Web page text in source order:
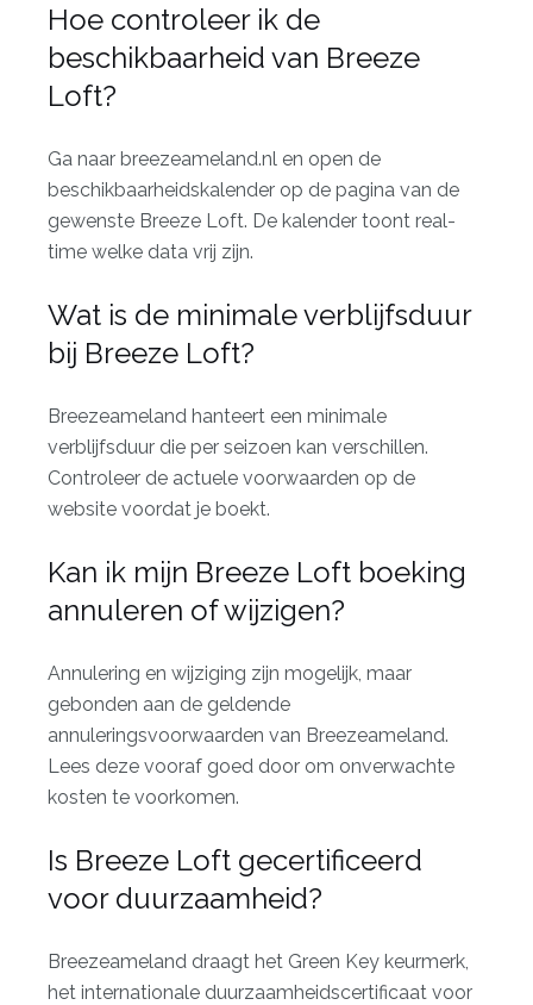
Hoe controleer ik de
beschikbaarheid van Breeze
Loft?
Ga naar breezeameland.nl en open de
beschikbaarheidskalender op de pagina van de
gewenste Breeze Loft. De kalender toont real-
time welke data vrij zijn.
Wat is de minimale verblijfsduur
bij Breeze Loft?
Breezeameland hanteert een minimale
verblijfsduur die per seizoen kan verschillen.
Controleer de actuele voorwaarden op de
website voordat je boekt.
Kan ik mijn Breeze Loft boeking
annuleren of wijzigen?
Annulering en wijziging zijn mogelijk, maar
gebonden aan de geldende
annuleringsvoorwaarden van Breezeameland.
Lees deze vooraf goed door om onverwachte
kosten te voorkomen.
Is Breeze Loft gecertificeerd
voor duurzaamheid?
Breezeameland draagt het Green Key keurmerk,
het internationale duurzaamheidscertificaat voor